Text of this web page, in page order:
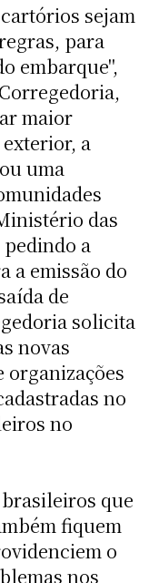
sejam
para
embarque",
maior
a
uma
das
a
a emissão do
de
solicita
novas
organizações
no
no
que
fiquem
o
nos